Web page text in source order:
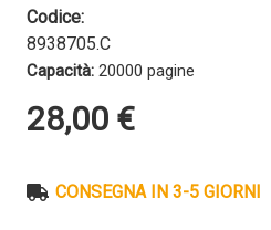
Codice:
8938705.C
Capacità: 20000 pagine
28,00 €
CONSEGNA IN 3-5 GIORNI